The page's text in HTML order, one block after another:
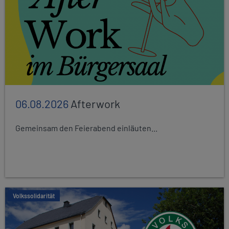
06.08.2026Afterwork
Gemeinsam den Feierabend einläuten...
Volkssolidarität